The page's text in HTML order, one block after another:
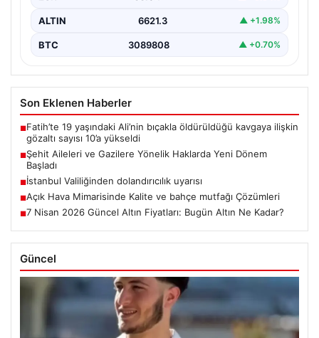
ALTIN 6621.3 ▲ +1.98%
BTC 3089808 ▲ +0.70%
Son Eklenen Haberler
■Fatih’te 19 yaşındaki Ali’nin bıçakla öldürüldüğü kavgaya ilişkin
gözaltı sayısı 10’a yükseldi
■Şehit Aileleri ve Gazilere Yönelik Haklarda Yeni Dönem
Başladı
■İstanbul Valiliğinden dolandırıcılık uyarısı
■Açık Hava Mimarisinde Kalite ve bahçe mutfağı Çözümleri
■7 Nisan 2026 Güncel Altın Fiyatları: Bugün Altın Ne Kadar?
Güncel